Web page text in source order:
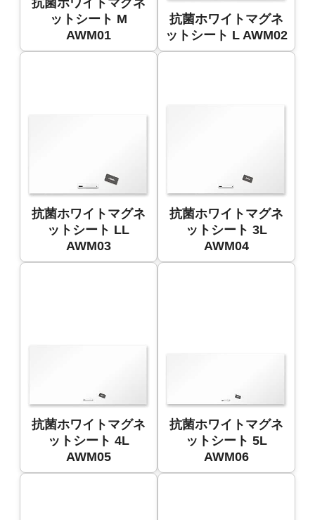
ットシート M
AWM01
抗菌ホワイトマグネ
ットシート L AWM02
抗菌ホワイトマグネ
ットシート LL
AWM03
抗菌ホワイトマグネ
ットシート 3L
AWM04
抗菌ホワイトマグネ
ットシート 4L
AWM05
抗菌ホワイトマグネ
ットシート 5L
AWM06